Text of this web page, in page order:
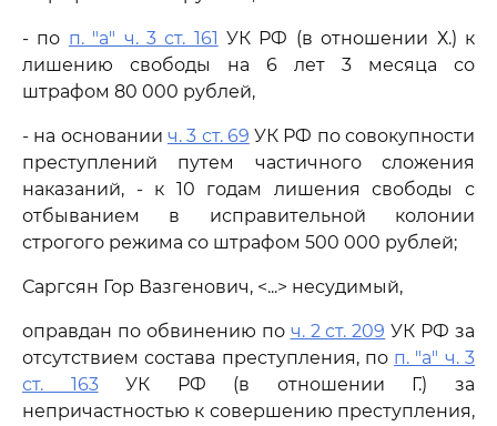
- по п. "а" ч. 3 ст. 161 УК РФ (в отношении Х.) к
лишению свободы на 6 лет 3 месяца со
штрафом 80 000 рублей,
- на основании ч. 3 ст. 69 УК РФ по совокупности
преступлений путем частичного сложения
наказаний, - к 10 годам лишения свободы с
отбыванием в исправительной колонии
строгого режима со штрафом 500 000 рублей;
Саргсян Гор Вазгенович, <...> несудимый,
оправдан по обвинению по ч. 2 ст. 209 УК РФ за
отсутствием состава преступления, по п. "а" ч. 3
ст. 163УК РФ (в отношении Г.) за
непричастностью к совершению преступления,